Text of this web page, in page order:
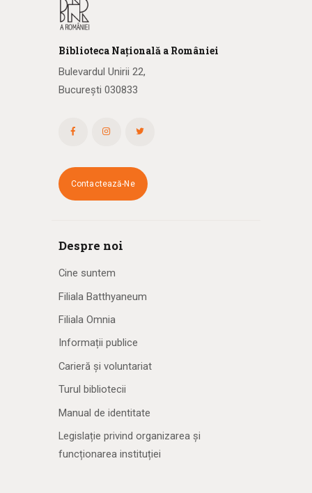
Biblioteca Națională a României
Bulevardul Unirii 22,
București 030833
Contactează-Ne
Despre noi
Cine suntem
Filiala Batthyaneum
Filiala Omnia
Informații publice
Carieră și voluntariat
Turul bibliotecii
Manual de identitate
Legislație privind organizarea și
funcționarea instituției